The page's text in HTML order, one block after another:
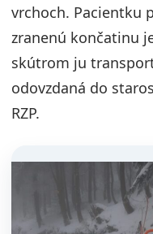
vrchoch. Pacientku
zranenú končatinu
skútrom ju
odovzdaná do
RZP.